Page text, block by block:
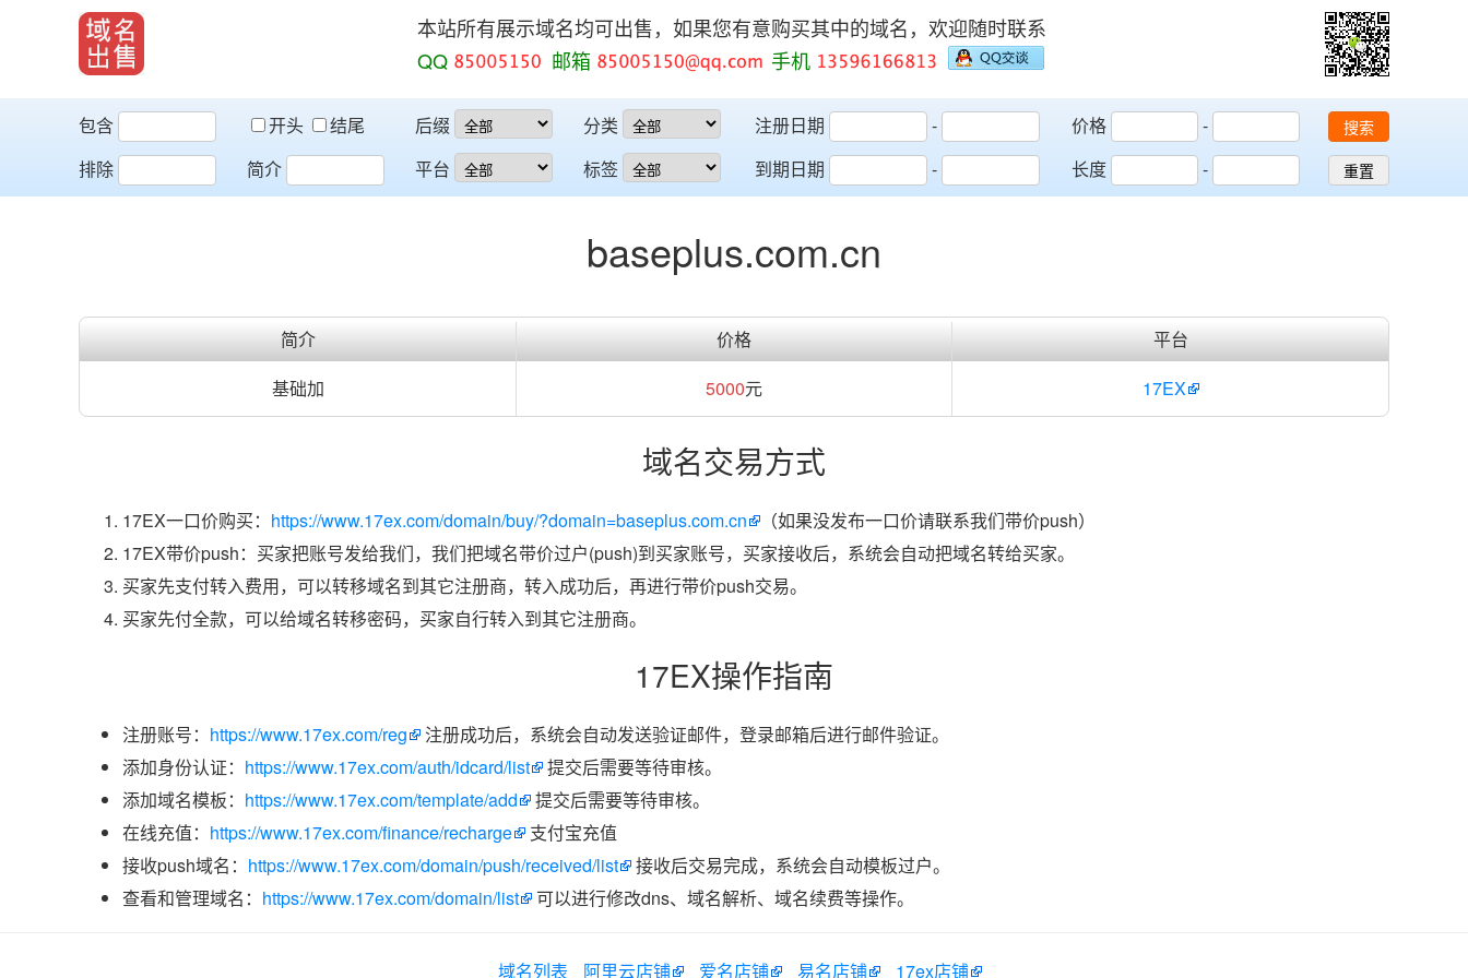
本站所有展示域名均可出售，如果您有意购买其中的域名，欢迎随时联系
QQ
邮箱 手机
包含 开头
结尾
排除
简介
后缀
平台
分类
标签
注册日期
-
到期日期
-
价格
-
长度
-
搜索
重置
baseplus.com.cn
简介 价格
平台
基础加
5000元 17EX
域名交易方式
17EX一口价购买： https://www.17ex.com/domain/buy/?domain=baseplus.com.cn
（如果没发布一口价请联系我们带价push）
17EX带价push：买家把账号发给我们，我们把域名带价过户(push)到买家账号，买家接收后，系统会自动把域名转给买家。
买家先支付转入费用，可以转移域名到其它注册商，转入成功后，再进行带价push交易。
买家先付全款，可以给域名转移密码，买家自行转入到其它注册商。
17EX操作指南
注册账号： https://www.17ex.com/reg
注册成功后，系统会自动发送验证邮件，登录邮箱后进行邮件验证。
添加身份认证： https://www.17ex.com/auth/idcard/list
提交后需要等待审核。
添加域名模板： https://www.17ex.com/template/add
提交后需要等待审核。
在线充值： https://www.17ex.com/finance/recharge
支付宝充值
接收push域名： https://www.17ex.com/domain/push/received/list
接收后交易完成，系统会自动模板过户。
查看和管理域名： https://www.17ex.com/domain/list 可以进行修改dns、域名解析、域名续费等操作。
域名列表 阿里云店铺 爱名店铺 易名店铺 17ex店铺